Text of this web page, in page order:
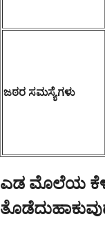
ಜಠರ ಸಮಸ್ಯೆಗಳು
ಎಡ ಮೊಲೆಯ